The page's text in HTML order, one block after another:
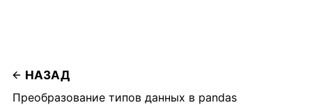
НАЗАД
Преобразование типов данных в pandas